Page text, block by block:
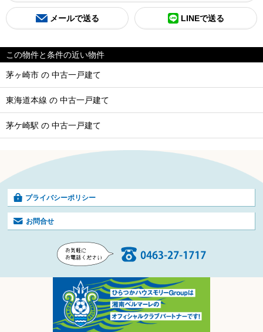
メールで送る LINEで送る
この物件と条件の近い物件
茅ヶ崎市 の 中古一戸建て
東海道本線 の 中古一戸建て
茅ケ崎駅 の 中古一戸建て
プライバシーポリシー
お問合せ